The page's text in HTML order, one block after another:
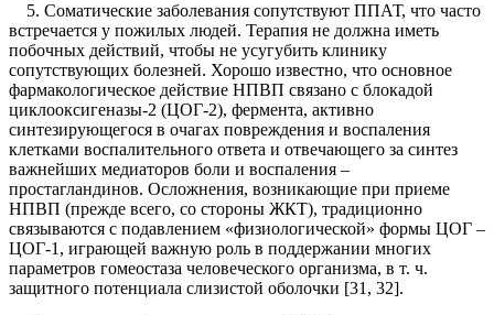
5. Соматические заболевания сопутствуют ППАТ, что часто
встречается у пожилых людей. Терапия не должна иметь
побочных действий, чтобы не усугубить клинику
сопутствующих болезней. Хорошо известно, что основное
фармакологическое действие НПВП связано с блокадой
циклооксигеназы-2 (ЦОГ-2), фермента, активно
синтезирующегося в очагах повреждения и воспаления
клетками воспалительного ответа и отвечающего за синтез
важнейших медиаторов боли и воспаления –
простагландинов. Осложнения, возникающие при приеме
НПВП (прежде всего, со стороны ЖКТ), традиционно
связываются с подавлением «физиологической» формы ЦОГ –
ЦОГ-1, играющей важную роль в поддержании многих
параметров гомеостаза человеческого организма, в т. ч.
защитного потенциала слизистой оболочки [31, 32].